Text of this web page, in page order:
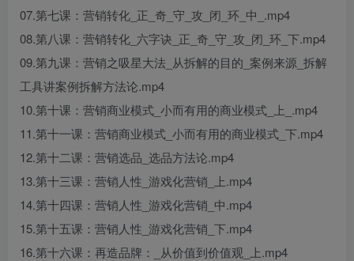
07.第七课：营销转化_正_奇_守_攻_闭_环_中_.mp4
08.第八课：营销转化_六字诀_正_奇_守_攻_闭_环_下.mp4
09.第九课：营销之吸星大法_从拆解的目的_案例来源_拆解
工具讲案例拆解方法论.mp4
10.第十课：营销商业模式_小而有用的商业模式_上_.mp4
11.第十一课：营销商业模式_小而有用的商业模式_下.mp4
12.第十二课：营销选品_选品方法论.mp4
13.第十三课：营销人性_游戏化营销_上.mp4
14.第十四课：营销人性_游戏化营销_中.mp4
15.第十五课：营销人性_游戏化营销_下.mp4
16.第十六课：再造品牌：_从价值到价值观_上.mp4